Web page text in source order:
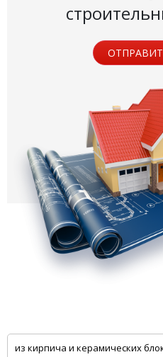
из кирпича и керамических